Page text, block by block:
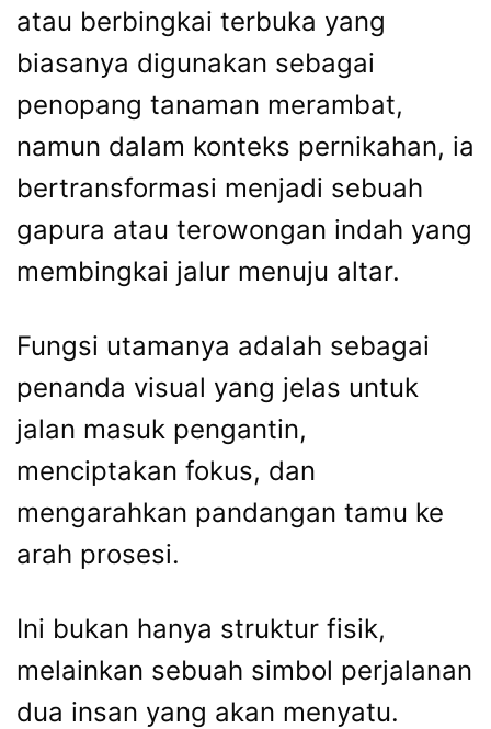
atau berbingkai terbuka yang
biasanya digunakan sebagai
penopang tanaman merambat,
namun dalam konteks pernikahan, ia
bertransformasi menjadi sebuah
gapura atau terowongan indah yang
membingkai jalur menuju altar.
Fungsi utamanya adalah sebagai
penanda visual yang jelas untuk
jalan masuk pengantin,
menciptakan fokus, dan
mengarahkan pandangan tamu ke
arah prosesi.
Ini bukan hanya struktur fisik,
melainkan sebuah simbol perjalanan
dua insan yang akan menyatu.